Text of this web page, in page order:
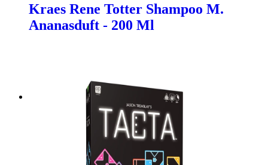
Kraes Rene Totter Shampoo M.
Ananasduft - 200 Ml